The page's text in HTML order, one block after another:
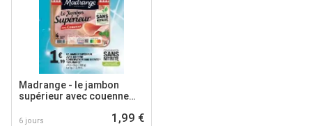
Madrange - le jambon
supérieur avec couenne
6 jours 1,99 €